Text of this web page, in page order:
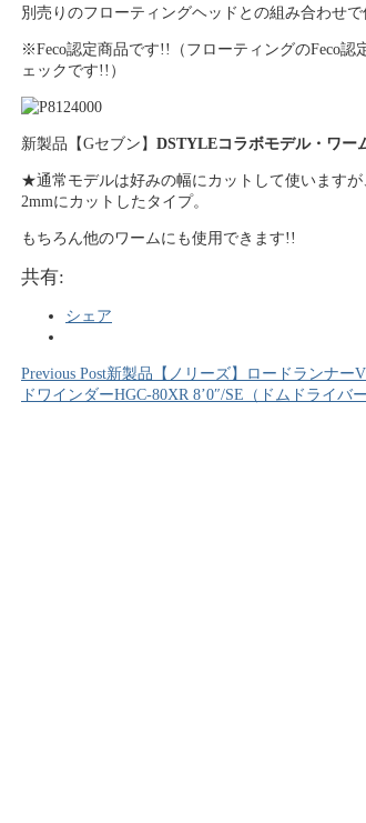
別売りのフローティングヘッドとの組み合わせ
※Feco認定商品です!!（フローティングのFeco認
ェックです!!）
新製品【Gセブン】 DSTYLEコラボモデル・ワー
★通常モデルは好みの幅にカットして使います
2mmにカットしたタイプ。
もちろん他のワームにも使用できます!!
共有:
シェア
Previous Post新製品【ノリーズ】ロードランナー
ドワインダーHGC-80XR 8’0″/SE（ドムドライ